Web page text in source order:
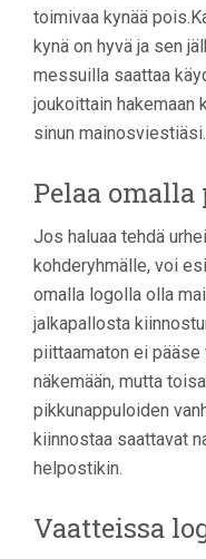
toimivaa kynää
kynä on hyvä ja sen
messuilla saattaa
joukoittain hakemaan
sinun mainosviestiäsi.
Pelaa
Jos haluaa tehdä
kohderyhmälle, voi
omalla logolla olla
jalkapallosta
piittaamaton ei
näkemään, mutta
pikkunappuloiden
kiinnostaa saattavat
helpostikin.
Vaatteissa